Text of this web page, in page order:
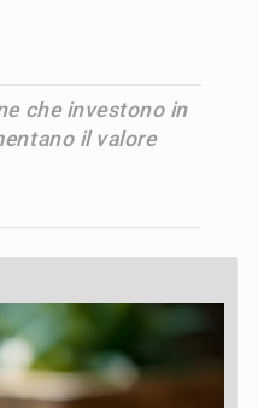
che investono in
il valore